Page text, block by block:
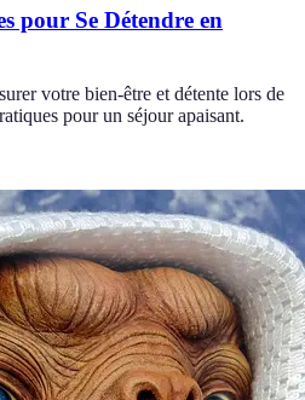
pour Se Détendre en
votre bien-être et détente lors de
pour un séjour apaisant.